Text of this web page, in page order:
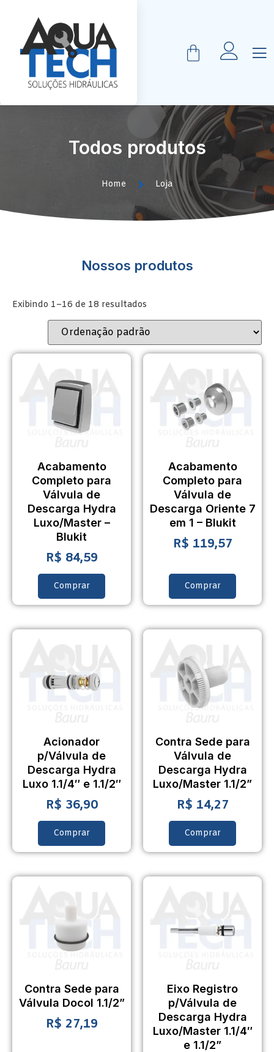
Todos produtos
Home Loja
Nossos produtos
Exibindo 1–16 de 18 resultados
Acabamento
Completo para
Válvula de
Descarga Hydra
Luxo/Master –
Blukit
R$ 84,59
Comprar
Acabamento
Completo para
Válvula de
Descarga Oriente 7
em 1 – Blukit
R$ 119,57
Comprar
Acionador
p/Válvula de
Descarga Hydra
Luxo 1.1/4″ e 1.1/2″
R$ 36,90
Comprar
Contra Sede para
Válvula de
Descarga Hydra
Luxo/Master 1.1/2”
R$ 14,27
Comprar
Contra Sede para
Válvula Docol 1.1/2”
R$ 27,19
Eixo Registro
p/Válvula de
Descarga Hydra
Luxo/Master 1.1/4″
e 1.1/2”